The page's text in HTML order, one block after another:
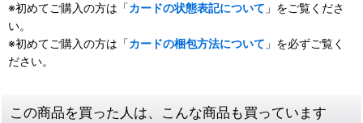
※初めてご購入の方は「カードの状態表記について 」をご覧くださ
い。
※初めてご購入の方は「カードの梱包方法について 」を必ずご覧く
ださい。
この商品を買った人は、こんな商品も買っています